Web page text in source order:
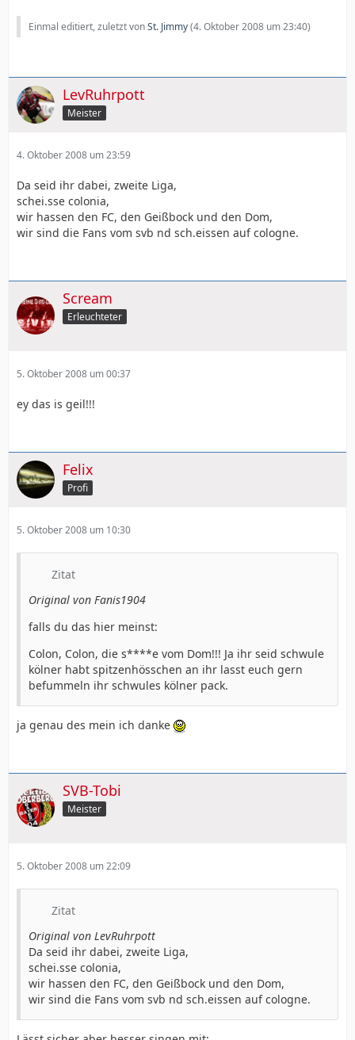
Einmal editiert, zuletzt vonSt. Jimmy(4. Oktober 2008 um 23:40)
LevRuhrpott
Meister
4. Oktober 2008 um 23:59
Da seid ihr dabei, zweite Liga,
schei.sse colonia,
wir hassen den FC, den Geißbock und den Dom,
wir sind die Fans vom svb nd sch.eissen auf cologne.
Scream
Erleuchteter
5. Oktober 2008 um 00:37
ey das is geil!!!
Felix
Profi
5. Oktober 2008 um 10:30
Zitat
Original von Fanis1904
falls du das hier meinst:
Colon, Colon, die s****e vom Dom!!! Ja ihr seid schwule
kölner habt spitzenhösschen an ihr lasst euch gern
befummeln ihr schwules kölner pack.
ja genau des mein ich danke
SVB-Tobi
Meister
5. Oktober 2008 um 22:09
Zitat
Original von LevRuhrpott
Da seid ihr dabei, zweite Liga,
schei.sse colonia,
wir hassen den FC, den Geißbock und den Dom,
wir sind die Fans vom svb nd sch.eissen auf cologne.